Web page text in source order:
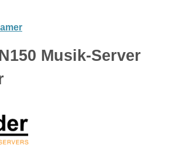
Musik-Server